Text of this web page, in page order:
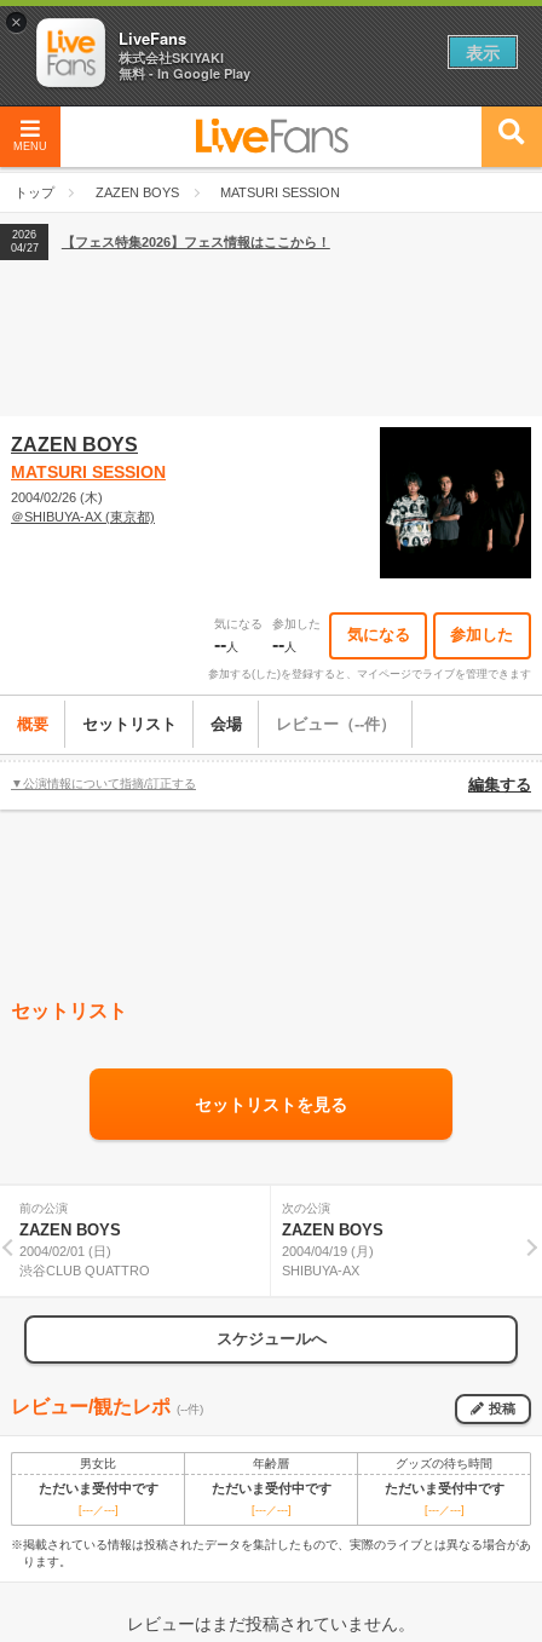
MENU
トップ ZAZEN BOYS MATSURI SESSION
2026
04/27
2026
【ライブ動員ランキング】2026年上半期編発表！
2026
04/27
【フェス特集2026】フェス情報はここから！
ZAZEN BOYS
MATSURI SESSION
2004/02/26 (木)
＠SHIBUYA-AX (東京都)
気になる
--人
参加した
--人
気になる 参加した
参加する(した)を登録すると、マイページでライブを管理できます
概要 セットリスト 会場 レビュー（--件）
▼公演情報について指摘/訂正する 編集する
セットリスト
セットリストを見る
前の公演
ZAZEN BOYS
2004/02/01 (日)
渋谷CLUB QUATTRO
次の公演
ZAZEN BOYS
2004/04/19 (月)
SHIBUYA-AX
スケジュールへ
レビュー/観たレポ (--件) 投稿
男女比 年齢層 グッズの待ち時間
ただいま受付中です ただいま受付中です ただいま受付中です
[---／---] [---／---] [---／---]
※掲載されている情報は投稿されたデータを集計したもので、実際のライブとは異なる場合があ
ります。
レビューはまだ投稿されていません。
×
LiveFans
株式会社SKIYAKI
無料 - In Google Play
表示